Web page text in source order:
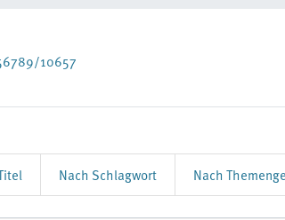
10657
Nach Schlagwort Nach